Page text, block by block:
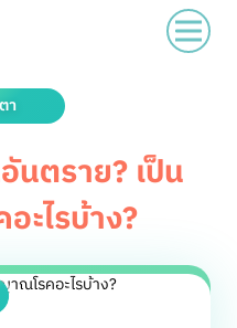
ตา
นตราย? เป็น
ไรบ้าง?